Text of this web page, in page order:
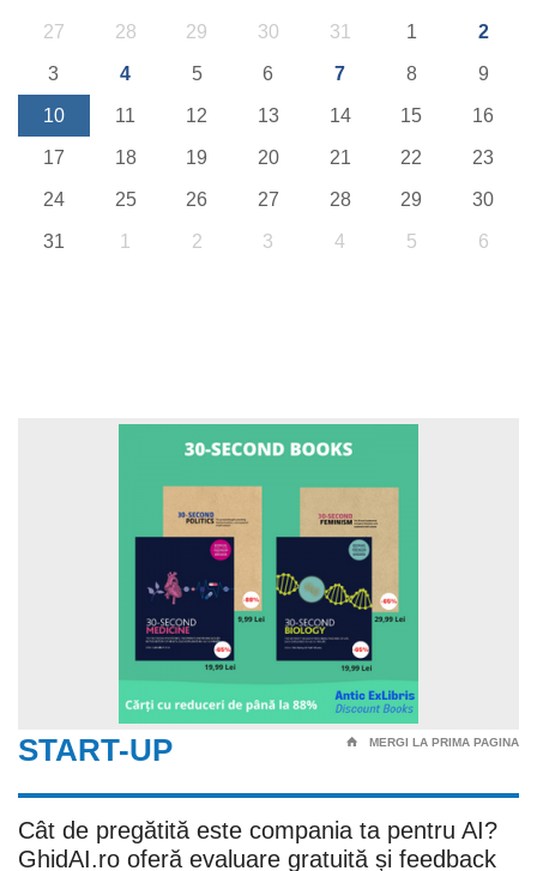
27 28 29 30 31 1 2
3 4 5 6 7 8 9
10 11 12 13 14 15 16
17 18 19 20 21 22 23
24 25 26 27 28 29 30
31 1 2 3 4 5 6
START-UP ⌂ MERGI LA PRIMA PAGINA
Cât de pregătită este compania ta pentru AI?
GhidAI.ro oferă evaluare gratuită și feedback